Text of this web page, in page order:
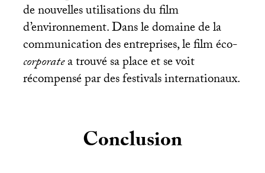
de nouvelles utilisations du film
d’environnement. Dans le domaine de la
communication des entreprises, le film éco-
corporatea trouvé sa place et se voit
récompensé par des festivals internationaux.
Conclusion